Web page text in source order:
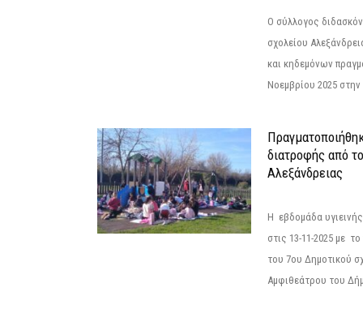
Ο σύλλογος
σχολείου
και κηδεμόνων
Νοεμβρίου 2025
διατροφής από
Αλεξάνδρειας
Η εβδομάδα
στις 13-11-2025 με
του 7ου Δημοτικού
Αμφιθεάτρου του